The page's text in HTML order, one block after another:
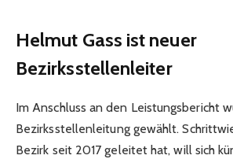
Helmut Gass ist neuer
Bezirksstellenleiter
Im Anschluss an den Leistungsbericht
Bezirksstellenleitung gewählt.
Bezirk seit 2017 geleitet hat, will sich